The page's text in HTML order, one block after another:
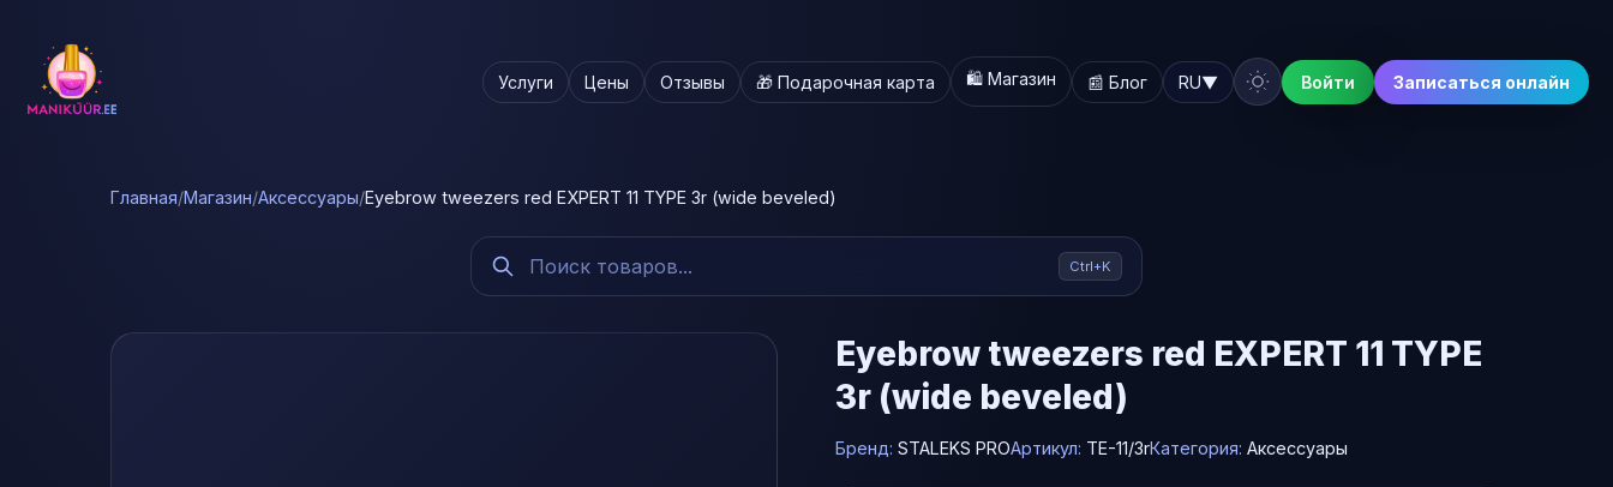
Услуги Цены Отзывы 🎁 Подарочная карта 🛍️ Магазин 📰 Блог RU▼ Войти Записаться онлайн
Главная/Магазин/Аксессуары/Eyebrow tweezers red EXPERT 11 TYPE 3r (wide beveled)
Ctrl+K
Eyebrow tweezers red EXPERT 11 TYPE
3r (wide beveled)
Бренд: STALEKS PROАртикул: TE-11/3rКатегория: Аксессуары